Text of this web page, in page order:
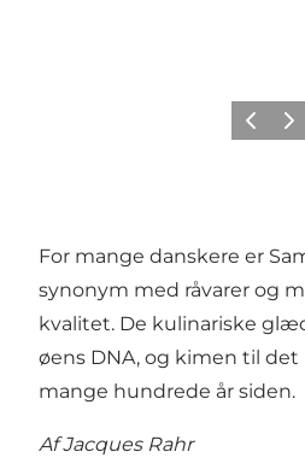
Vorige
For mange danskere er
synonym med råvarer og
kvalitet. De kulinariske
øens DNA, og kimen til
mange hundrede år siden.
Af Jacques Rahr